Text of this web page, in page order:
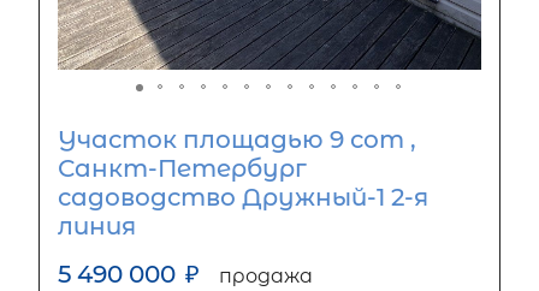
Участок площадью 9 сот ,
Санкт-Петербург
садоводство Дружный-1 2-я
линия
5 490 000 ₽ продажа